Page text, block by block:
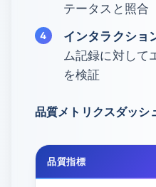
テータスと照合
インタラクショ
ム記録に対して
を検証
品質メトリクスダッシ
品質指標